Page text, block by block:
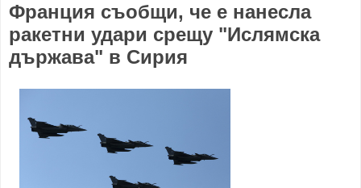
Франция съобщи, че е нанесла
ракетни удари срещу "Ислямска
държава" в Сирия